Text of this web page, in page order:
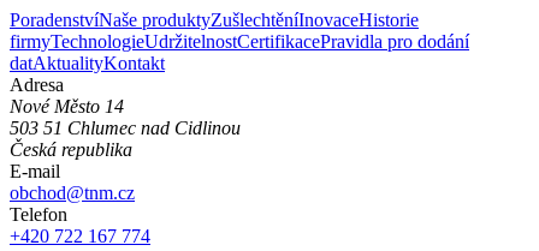
PoradenstvíNaše produktyZušlechtěníInovaceHistorie
firmyTechnologieUdržitelnostCertifikacePravidla pro dodání
datAktualityKontakt
Adresa
Nové Město 14
503 51 Chlumec nad Cidlinou
Česká republika
E-mail
obchod@tnm.cz
Telefon
+420 722 167 774